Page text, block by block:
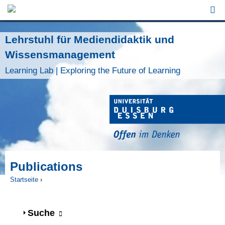
Jump to Navigation
Lehrstuhl für Mediendidaktik und
Wissensmanagement
Learning Lab | Exploring the Future of Learning
Publications
Startseite ›
Anzeigen
Suche